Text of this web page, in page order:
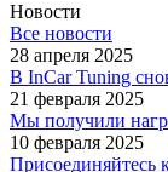
Новости
Все новости
28 апреля 2025
В InCar Tuning
21 февраля 2025
Мы получили
10 февраля 2025
Присоединяйтесь